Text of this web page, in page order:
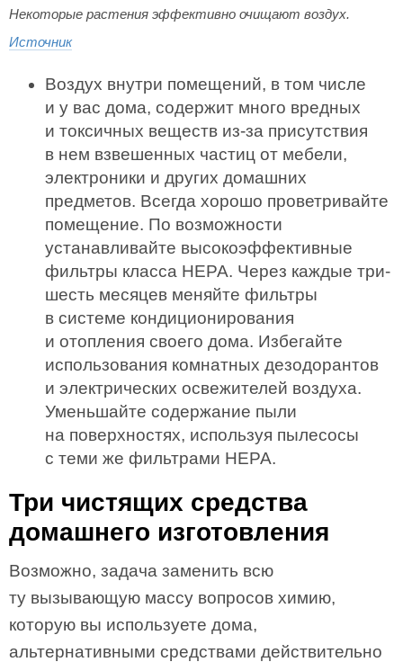
Некоторые растения эффективно очищают воздух.
Источник
Воздух внутри помещений, в том числе
и у вас дома, содержит много вредных
и токсичных веществ из-за присутствия
в нем взвешенных частиц от мебели,
электроники и других домашних
предметов. Всегда хорошо проветривайте
помещение. По возможности
устанавливайте высокоэффективные
фильтры класса HEPA. Через каждые три-
шесть месяцев меняйте фильтры
в системе кондиционирования
и отопления своего дома. Избегайте
использования комнатных дезодорантов
и электрических освежителей воздуха.
Уменьшайте содержание пыли
на поверхностях, используя пылесосы
с теми же фильтрами НЕРА.
Три чистящих средства
домашнего изготовления
Возможно, задача заменить всю
ту вызывающую массу вопросов химию,
которую вы используете дома,
альтернативными средствами действительно